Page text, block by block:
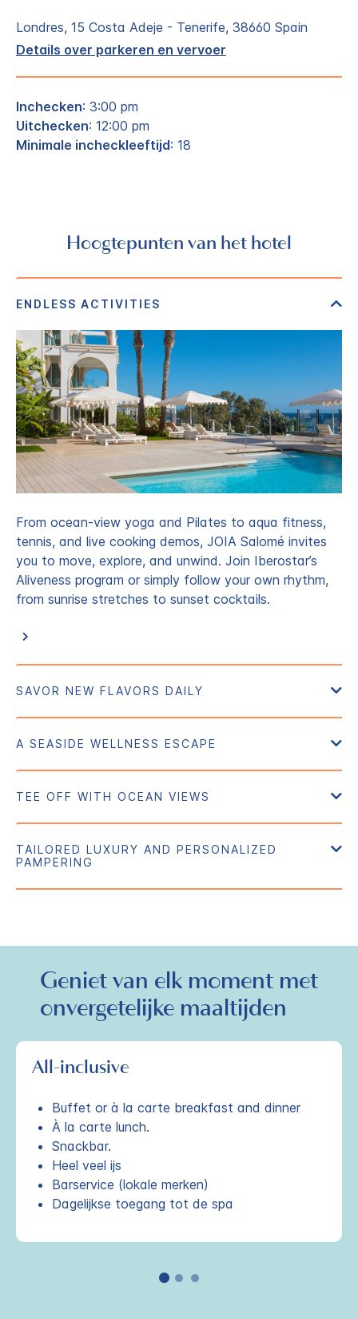
Londres, 15 Costa Adeje - Tenerife, 38660 Spain
Details over parkeren en vervoer
Inchecken: 3:00 pm
Uitchecken: 12:00 pm
Minimale incheckleeftijd: 18
Hoogtepunten van het hotel
From ocean-view yoga and Pilates to aqua fitness,
tennis, and live cooking demos, JOIA Salomé invites
you to move, explore, and unwind. Join Iberostar’s
Aliveness program or simply follow your own rhythm,
from sunrise stretches to sunset cocktails.
Geniet van elk moment met
onvergetelijke maaltijden
All-inclusive
Buffet or à la carte breakfast and dinner
À la carte lunch.
Snackbar.
Heel veel ijs
Barservice (lokale merken)
Dagelijkse toegang tot de spa